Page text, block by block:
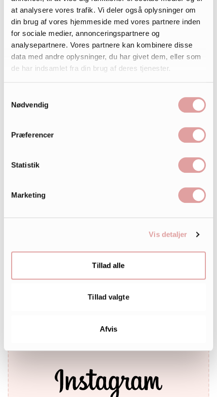
at analysere vores trafik. Vi deler også oplysninger om
din brug af vores hjemmeside med vores partnere inden
for sociale medier, annonceringspartnere og
analysepartnere. Vores partnere kan kombinere disse
data med andre oplysninger, du har givet dem, eller som
de har indsamlet fra din brug af deres tjenester.
Nødvendig
Præferencer
Statistik
Marketing
Vis detaljer
Tillad alle
Tillad valgte
Afvis
242.000